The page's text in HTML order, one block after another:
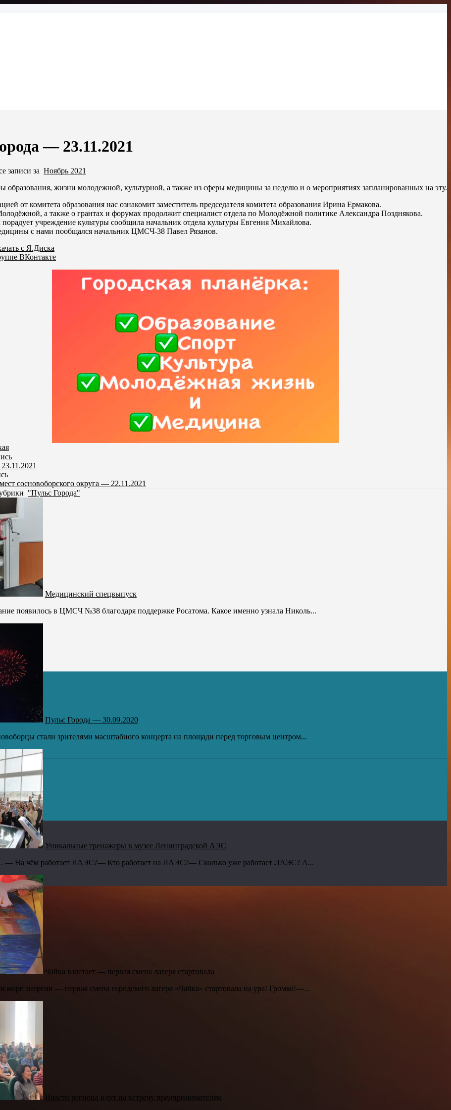
— 23.11.2021
записи за Ноябрь 2021
образования, жизни молодежной, культурной, а также из сферы медицины за неделю и о мероприятиях запланированных на эту.
от комитета образования нас ознакомит заместитель председателя комитета образования Ирина Ермакова.
а также о грантах и форумах продолжит специалист отдела по Молодёжной политике Александра Позднякова.
учреждение культуры сообщила начальник отдела культуры Евгения Михайлова.
с нами пообщался начальник ЦМСЧ-38 Павел Рязанов.
с Я.Диска
ВКонтакте
сосновоборского округа — 22.11.2021
"Пульс Города"
Медицинский спецвыпуск
появилось в ЦМСЧ №38 благодаря поддержке Росатома. Какое именно узнала Николь...
Пульс Города — 30.09.2020
стали зрителями масштабного концерта на площади перед торговым центром...
Уникальные тренажеры в музее Ленинградской АЭС
— На чём работает ЛАЭС?— Кто работает на ЛАЭС?— Сколько уже работает ЛАЭС? А...
Чайка взлетает — первая смена лагеря стартовала
море энергии — первая смена городского лагеря «Чайка» стартовала на ура! Громко!—...
Власти региона идут на встречу предпринимателям